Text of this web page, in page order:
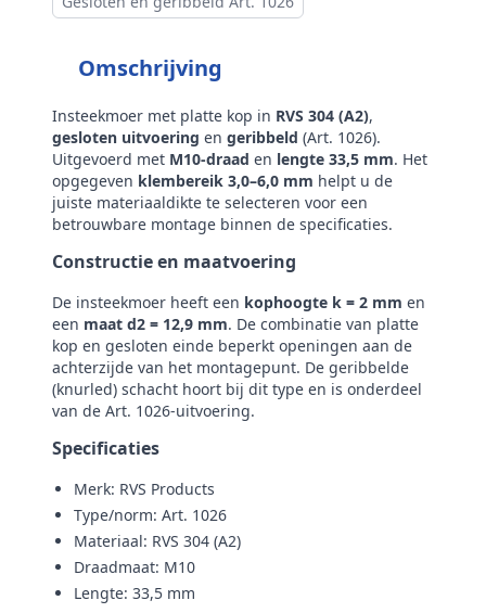
Omschrijving
Insteekmoer met platte kop in RVS 304 (A2),
gesloten uitvoering en geribbeld (Art. 1026).
Uitgevoerd met M10-draad en lengte 33,5 mm. Het
opgegeven klembereik 3,0–6,0 mm helpt u de
juiste materiaaldikte te selecteren voor een
betrouwbare montage binnen de specificaties.
Constructie en maatvoering
De insteekmoer heeft een kophoogte k = 2 mm en
een maat d2 = 12,9 mm. De combinatie van platte
kop en gesloten einde beperkt openingen aan de
achterzijde van het montagepunt. De geribbelde
(knurled) schacht hoort bij dit type en is onderdeel
van de Art. 1026-uitvoering.
Specificaties
Merk: RVS Products
Type/norm: Art. 1026
Materiaal: RVS 304 (A2)
Draadmaat: M10
Lengte: 33,5 mm